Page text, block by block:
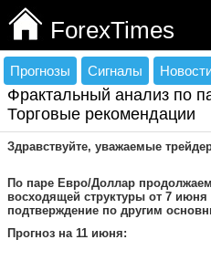
ForexTimes
Прогнозы Сигналы
Фрактальный анализ по
Торговые рекомендации
Здравствуйте, уважаемые
По паре Евро/Доллар
восходящей структуры от 7 июня
подтверждение по другим
Прогноз на 11 июня: